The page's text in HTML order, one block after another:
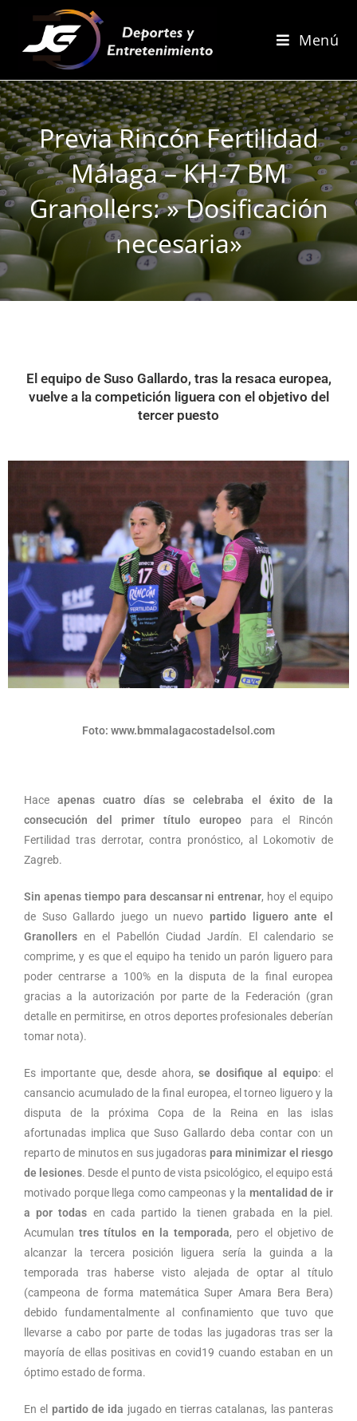
Menú
Previa Rincón Fertilidad
Málaga – KH-7 BM
Granollers: » Dosificación
necesaria»
El equipo de Suso Gallardo, tras la resaca europea,
vuelve a la competición liguera con el objetivo del
tercer puesto
Foto: www.bmmalagacostadelsol.com
Hace apenas cuatro días se celebraba el éxito de la
consecución del primer título europeo para el Rincón
Fertilidad tras derrotar, contra pronóstico, al Lokomotiv de
Zagreb.
Sin apenas tiempo para descansar ni entrenar, hoy el equipo
de Suso Gallardo juego un nuevo partido liguero ante el
Granollers en el Pabellón Ciudad Jardín. El calendario se
comprime, y es que el equipo ha tenido un parón liguero para
poder centrarse a 100% en la disputa de la final europea
gracias a la autorización por parte de la Federación (gran
detalle en permitirse, en otros deportes profesionales deberían
tomar nota).
Es importante que, desde ahora,se dosifique al equipo: el
cansancio acumulado de la final europea, el torneo liguero y la
disputa de la próxima Copa de la Reina en las islas
afortunadas implica que Suso Gallardo deba contar con un
reparto de minutos en sus jugadoras para minimizar el riesgo
de lesiones. Desde el punto de vista psicológico, el equipo está
motivado porque llega como campeonas y la mentalidad de ir
a por todas en cada partido la tienen grabada en la piel.
Acumulantres títulos en la temporada, pero el objetivo de
alcanzar la tercera posición liguera sería la guinda a la
temporada tras haberse visto alejada de optar al título
(campeona de forma matemática Super Amara Bera Bera)
debido fundamentalmente al confinamiento que tuvo que
llevarse a cabo por parte de todas las jugadoras tras ser la
mayoría de ellas positivas en covid19 cuando estaban en un
óptimo estado de forma.
En el partido de ida jugado en tierras catalanas, las panteras